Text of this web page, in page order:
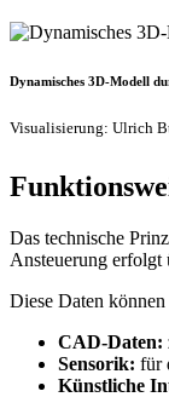
Dynamisches 3D-Modell
Visualisierung: Ulrich
Das technische
Ansteuerung erfolgt
Diese Daten
CAD-Daten:
Sensorik: für
Künstliche